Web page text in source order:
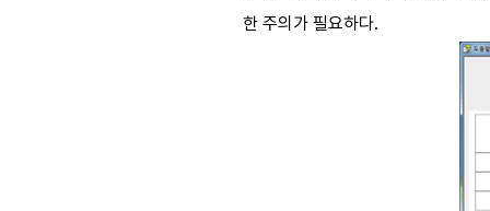
한 주의가 필요하다.